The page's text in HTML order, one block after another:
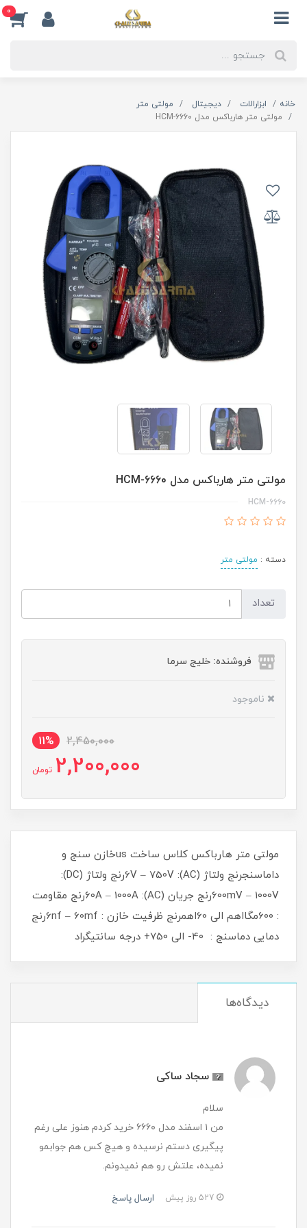
0
خانه ابزارالات دیجیتال
مولتی متر
مولتی متر هارباکس مدل HCM-6660
مولتی متر هارباکس مدل HCM-6660
HCM-6660
دسته : مولتی متر
تعداد
فروشنده: خلیج سرما
ناموجود
2,450,000
11%
2,200,000 تومان
مولتی متر هارباکس کلاس ساخت usخازن سنج و
داماسنجرنج ولتاژ (AC): 6V – 750Vرنج ولتاژ (DC):
600mV – 1000Vرنج جریان (AC): 60A – 1000Aرنج مقاومت
: 600مگااهم الی 60اهمرنج ظرفیت خازن : 6nf – 60mfرنج
دمایی دماسنج : 40- الی 750+ درجه سانتیگراد
دیدگاه‌ها
سجاد ساکی
سلام
من ۱ اسفند مدل ۶۶۶۰ خرید کردم هنوز علی رغم
پیگیری دستم نرسیده و هیچ کس هم جوابمو
نمیده، علتش رو هم نمیدونم.
ارسال پاسخ